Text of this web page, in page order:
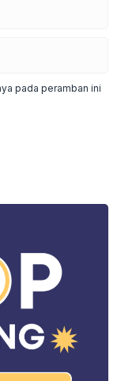
pada peramban ini